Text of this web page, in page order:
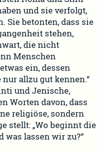
und sie verfolgt,
Sie betonten, dass sie
stehen,
die nicht
Menschen
ein, dessen
allzu gut kennen.“
und Jenische,
Worten davon, dass
religiöse, sondern
stellt: „Wo beginnt die
lassen wir zu?“